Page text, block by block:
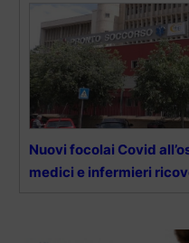
Nuovi focolai Covid
medici e infermieri